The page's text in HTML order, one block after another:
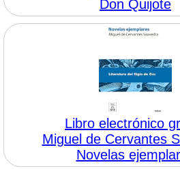
Don Quijote
Libro electrónico
Miguel de Cervantes
Novelas